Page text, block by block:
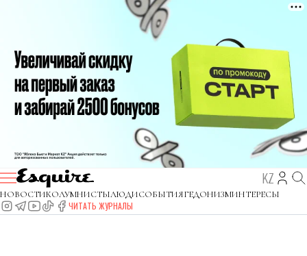
KZ
НОВОСТИКОЛУМНИСТЫЛЮДИСОБЫТИЯГЕДОНИЗМИНТЕРЕСЫ
ЧИТАТЬ ЖУРНАЛЫ